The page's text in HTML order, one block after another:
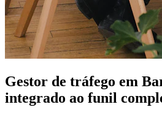
Gestor de tráfego em
integrado ao funil